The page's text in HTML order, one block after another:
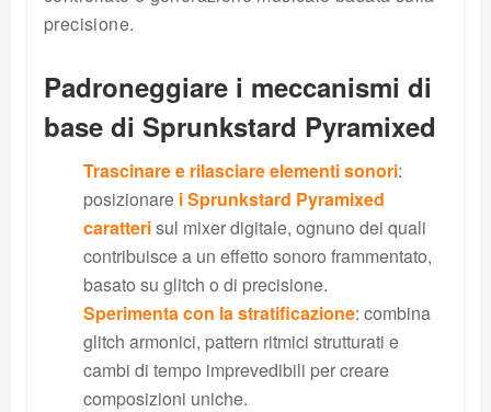
precisione.
Padroneggiare i meccanismi di
base di Sprunkstard Pyramixed
Trascinare e rilasciare elementi sonori:
posizionare i Sprunkstard Pyramixed
caratterisul mixer digitale, ognuno dei quali
contribuisce a un effetto sonoro frammentato,
basato su glitch o di precisione.
Sperimenta con la stratificazione: combina
glitch armonici, pattern ritmici strutturati e
cambi di tempo imprevedibili per creare
composizioni uniche.